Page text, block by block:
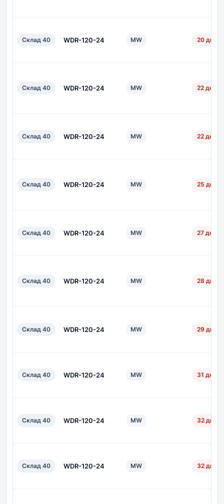
Склад 40 WDR-120-24 MW 20 дн.
Склад 40 WDR-120-24 MW 22 дн.
Склад 40 WDR-120-24 MW 22 дн.
Склад 40 WDR-120-24 MW 25 дн.
Склад 40 WDR-120-24 MW 27 дн.
Склад 40 WDR-120-24 MW 28 дн.
Склад 40 WDR-120-24 MW 29 дн.
Склад 40 WDR-120-24 MW 31 дн.
Склад 40 WDR-120-24 MW 32 дн.
Склад 40 WDR-120-24 MW 32 дн.